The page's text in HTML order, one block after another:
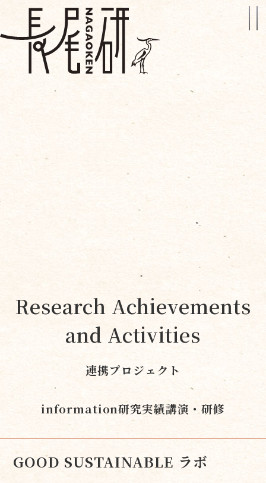
Research Achievements
and Activities
連携プロジェクト
information研究実績講演・研修
GOOD SUSTAINABLE ラボ